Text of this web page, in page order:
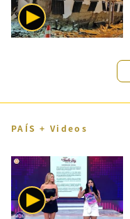
PAÍS + Videos